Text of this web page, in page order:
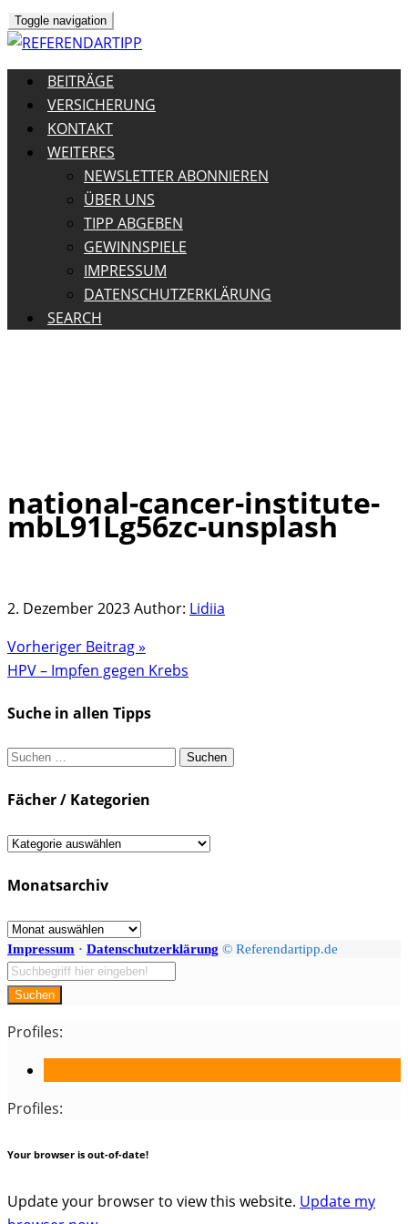
Toggle navigation
BEITRÄGE
VERSICHERUNG
KONTAKT
WEITERES
NEWSLETTER ABONNIEREN
ÜBER UNS
TIPP ABGEBEN
GEWINNSPIELE
IMPRESSUM
DATENSCHUTZERKLÄRUNG
SEARCH
Skip
to
national-cancer-institute-
mbL91Lg56zc-unsplash
2. Dezember 2023Author: Lidiia
Vorheriger Beitrag »
HPV – Impfen gegen Krebs
Suche in allen Tipps
Suchen
Fächer / Kategorien
Fächer
Kategorien
Monatsarchiv
Monatsarchiv
Impressum · Datenschutzerklärung © Referendartipp.de
Suchen
Profiles:
Profiles:
Your browser is out-of-date!
Update your browser to view this website. Update my